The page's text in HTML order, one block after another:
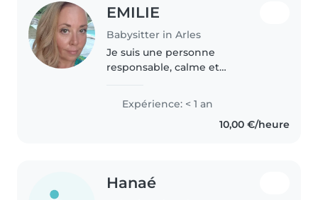
EMILIE
Babysitter in Arles
Je suis une personne
responsable, calme et
s'occuper de vos enfants. Avec
une formation en management
et en soins infirmiers, je possède
Expérience: < 1 an
10,00 €/heure
Hanaé